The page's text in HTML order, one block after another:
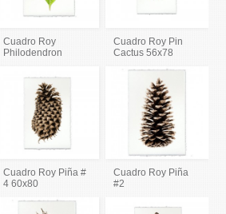
Cuadro Roy
Philodendron
Cuadro Roy Pin
Cactus 56x78
Cuadro Roy Piña #
4 60x80
Cuadro Roy Piña
#2